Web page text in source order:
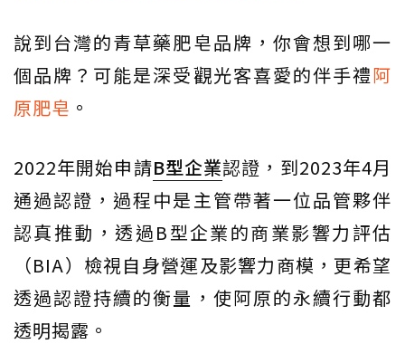
說到台灣的青草藥肥皂品牌，你會想到哪一
個品牌？可能是深受觀光客喜愛的伴手禮阿
原肥皂 。
2022年開始申請B型企業認證，到2023年4月
通過認證，過程中是主管帶著一位品管夥伴
認真推動，透過B型企業的商業影響力評估
（BIA）檢視自身營運及影響力商模，更希望
透過認證持續的衡量，使阿原的永續行動都
透明揭露。